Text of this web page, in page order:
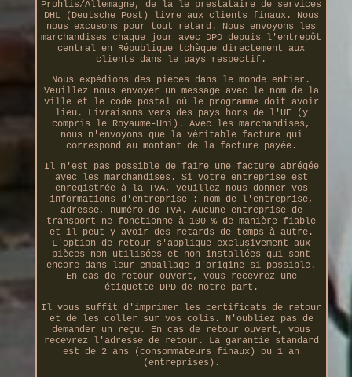
Prohlis/Allemagne, de là le prestataire de services
DHL (Deutsche Post) livre aux clients finaux. Nous
nous excusons pour tout retard. Nous envoyons les
marchandises chaque jour avec DPD depuis l'entrepôt
central en République tchèque directement aux
clients dans le pays respectif.
Nous expédions des pièces dans le monde entier.
Veuillez nous envoyer un message avec le nom de la
ville et le code postal où le programme doit avoir
lieu. Livraisons vers des pays hors de l'UE (y
compris le Royaume-Uni). Avec les marchandises,
nous n'envoyons que la véritable facture qui
correspond au montant de la facture payée.
Il n'est pas possible de faire une facture abrégée
avec les marchandises. Si votre entreprise est
enregistrée à la TVA, veuillez nous donner vos
informations d'entreprise : nom de l'entreprise,
adresse, numéro de TVA. Aucune entreprise de
transport ne fonctionne à 100 % de manière fiable
et il peut y avoir des retards de temps à autre.
L'option de retour s'applique exclusivement aux
pièces non utilisées et non installées qui sont
encore dans leur emballage d'origine si possible.
En cas de retour ouvert, vous recevrez une
étiquette DPD de notre part.
Il vous suffit d'imprimer les certificats de retour
et de les coller sur vos colis. N'oubliez pas de
demander un reçu. En cas de retour ouvert, vous
recevrez l'adresse de retour. La garantie standard
est de 2 ans (consommateurs finaux) ou 1 an
(entreprises).